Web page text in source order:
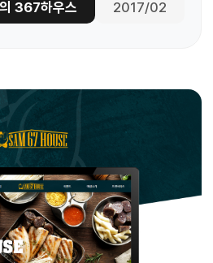
367하우스 2017/02